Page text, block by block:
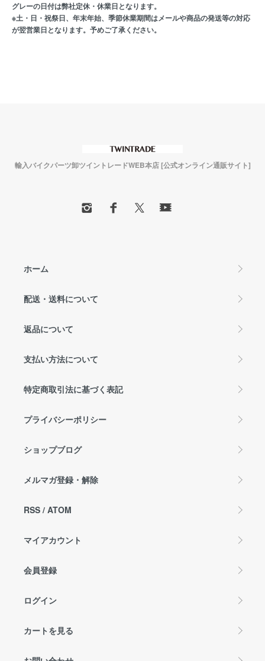
グレーの日付は弊社定休・休業日となります。
※土・日・祝祭日、年末年始、季節休業期間はメールや商品の発送等の対応
が翌営業日となります。予めご了承ください。
輸入バイクパーツ卸ツイントレードWEB本店 [公式オンライン通販サイト]
ホーム
配送・送料について
返品について
支払い方法について
特定商取引法に基づく表記
プライバシーポリシー
ショップブログ
メルマガ登録・解除
RSS / ATOM
マイアカウント
会員登録
ログイン
カートを見る